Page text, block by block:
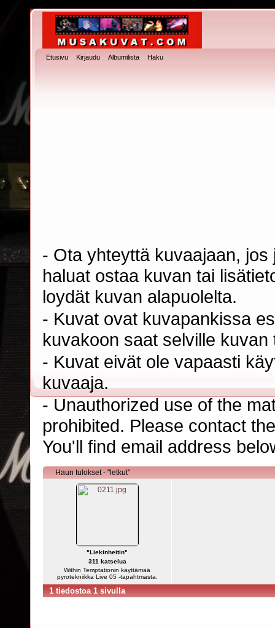
Etusivu Kirjaudu Albumilista Haku
- Ota yhteyttä kuvaajaan,
haluat ostaa kuvan tai
loydät kuvan alapuolelta.
- Kuvat ovat kuvapankissa
kuvakoon saat selville
- Kuvat eivät ole vapaasti
kuvaaja.
- Unauthorized use of the
prohibited. Please contact
You'll find email address
Haun tulokset - "letkut"
"Liekinheitin"
311 katselua
Within Temptationin käyttämää
pyrotekniikka Live 05 -tapahtmasta.
1 tiedostoa 1 sivulla